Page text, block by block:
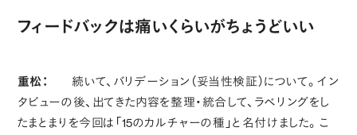
フィードバックは痛いくらいがちょうどいい
重松：
続いて、バリデーション（妥当性検証）について。イン
タビューの後、出てきた内容を整理・統合して、ラベリングをし
たまとまりを今回は「15のカルチャーの種」と名付けました。こ